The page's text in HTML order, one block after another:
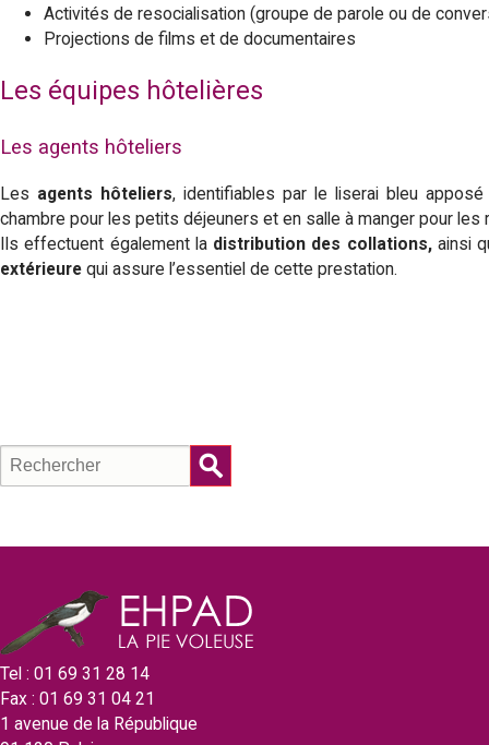
Activités de resocialisation (groupe de parole ou de
Projections de films et de documentaires
Les équipes hôtelières
Les agents hôteliers
Les agents hôteliers, identifiables par le liserai bleu
chambre pour les petits déjeuners et en salle à manger pour les
Ils effectuent également la distribution des collations,ainsi
extérieure qui assure l’essentiel de cette prestation.
F
u
l
a
e
e
r
Tel : 01 69 31 28 14
Fax : 01 69 31 04 21
1 avenue de la République